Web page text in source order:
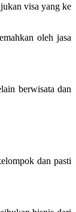
visa yang ke
oleh jasa
berwisata dan
dan pasti